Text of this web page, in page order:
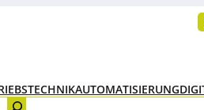
AUTOMATISIERUNG